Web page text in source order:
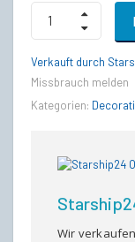
Salvaged
Skull
Clandestine
Meeting
quantity
Verkauft durch
Missbrauch melden
Kategorien:
Wir